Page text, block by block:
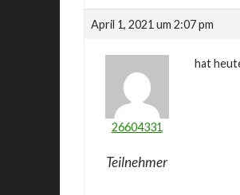
April 1, 2021 um 2:07 pm
26604331
Teilnehmer
hat